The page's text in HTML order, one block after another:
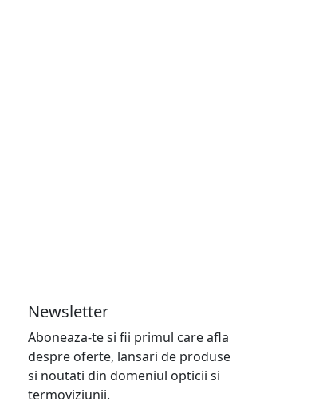
Newsletter
Aboneaza-te si fii primul care afla
despre oferte, lansari de produse
si noutati din domeniul opticii si
termoviziunii.